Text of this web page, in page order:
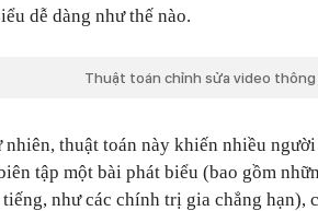
dễ dàng như thế nào.
Thuật toán chỉnh sửa video thông
nhiên, thuật toán này khiến nhiều
tập một bài phát biểu (bao gồm
như các chính trị gia chẳng hạn),